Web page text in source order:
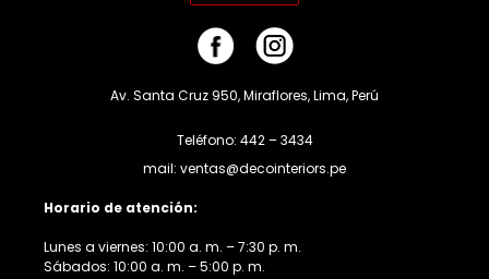
Av. Santa Cruz 950, Miraflores, Lima, Perú
Teléfono: 442 – 3434
mail: ventas@decointeriors.pe
Horario de atención:
Lunes a viernes: 10:00 a. m. – 7:30 p. m.
Sábados: 10:00 a. m. – 5:00 p. m.